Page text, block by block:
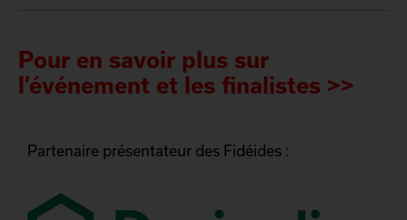
Pour en savoir plus sur
l’événement et les finalistes >>
Partenaire présentateur des Fidéides :